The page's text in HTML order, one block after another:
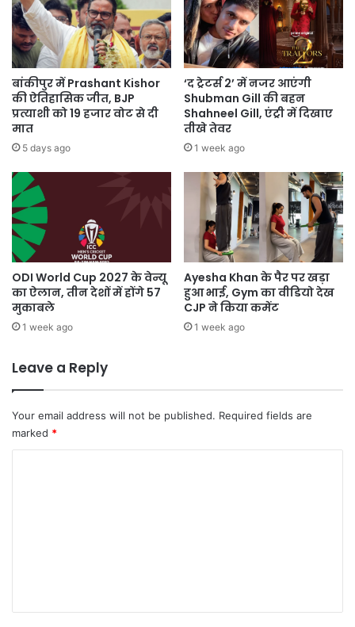
बांकीपुर में Prashant Kishor
की ऐतिहासिक जीत, BJP
प्रत्याशी को 19 हजार वोट से दी
मात
5 days ago
‘द ट्रेटर्स 2’ में नजर आएंगी
Shubman Gill की बहन
Shahneel Gill, एंट्री में दिखाए
तीखे तेवर
1 week ago
ODI World Cup 2027 के वेन्यू
का ऐलान, तीन देशों में होंगे 57
मुकाबले
1 week ago
Ayesha Khan के पैर पर खड़ा
हुआ भाई, Gym का वीडियो देख
CJP ने किया कमेंट
1 week ago
Leave a Reply
Your email address will not be published. Required fields are
marked *